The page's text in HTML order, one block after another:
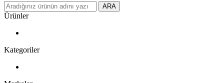
ARA
Ürünler
Kategoriler